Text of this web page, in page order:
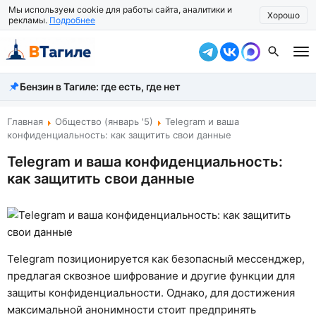
Мы используем cookie для работы сайта, аналитики и
рекламы. Подробнее Хорошо
Все новости
Происшествия
Власть
Жизнь
Экономика
Общество
Рассказать новость
Бензин в Тагиле: где есть, где нет
Главная Общество (январь '5)
Telegram и ваша
конфиденциальность: как защитить свои данные
Telegram и ваша конфиденциальность:
как защитить свои данные
Telegram позиционируется как безопасный мессенджер,
предлагая сквозное шифрование и другие функции для
защиты конфиденциальности. Однако, для достижения
максимальной анонимности стоит предпринять